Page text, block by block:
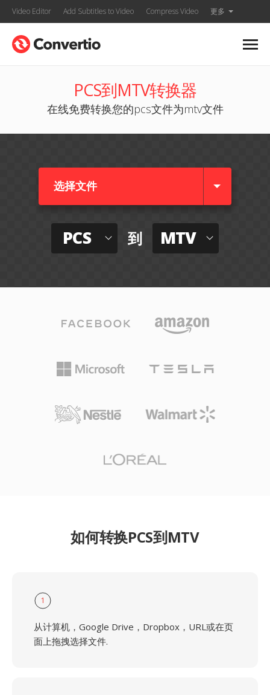
Video Editor Add Subtitles to Video Compress Video 更多
PCS到MTV转换器
在线免费转换您的pcs文件为mtv文件
选择文件
PCS 到 MTV
如何转换PCS到MTV
1
从计算机，Google Drive，Dropbox，URL或在页
面上拖拽选择文件.